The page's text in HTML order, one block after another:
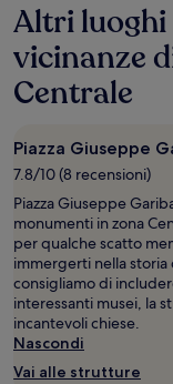
per
un
soggiorno
di
1
2
adulti.
Prezzi
e
disponibilità
possono
cambiare.
Potrebbero
essere
previste
condizioni
aggiuntive.
Altri luoghi
vicinanze
Centrale
Piazza Giuseppe
7.8/10 (8 recensioni)
Piazza Giuseppe
monumenti in zona
per qualche scatto
immergerti nella storia
consigliamo di
interessanti musei, la
incantevoli chiese.
Nascondi
Vai alle strutture